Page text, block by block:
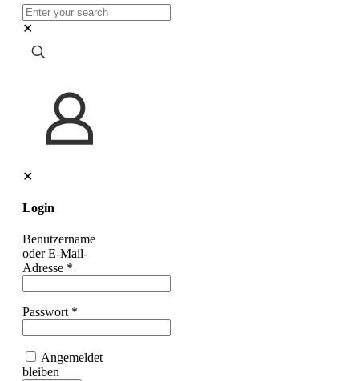
✕
✕
Login
Benutzername
oder E-Mail-
Adresse *
Passwort *
Angemeldet
bleiben